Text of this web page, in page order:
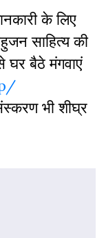
के लिए
साहित्य की
घर बैठे मंगवाएं
भी शीघ्र